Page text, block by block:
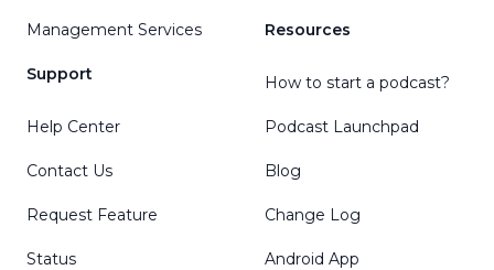
Management Services
Support
Help Center
Contact Us
Request Feature
Status
Resources
How to start a podcast?
Podcast Launchpad
Blog
Change Log
Android App